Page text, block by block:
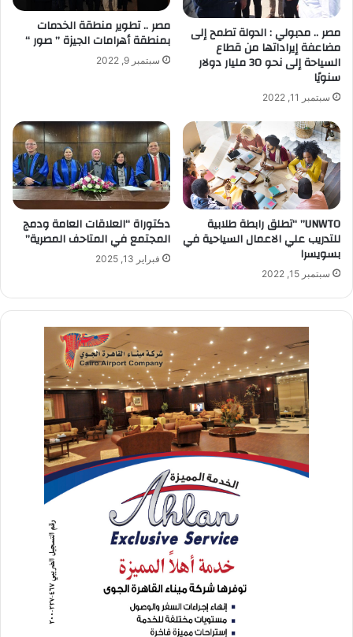
مصر .. مدبولي : الدولة تطمح إلى
مضاعفة إيراداتها من قطاع
السياحة إلى نحو 30 مليار دولار
سنويًا
سبتمبر 11, 2022
مصر .. تطوير منطقة الخدمات
بمنطقة أهرامات الجيزة ” صور “
سبتمبر 9, 2022
UNWTO” “تطلق رابطة طلابية
للتدريب علي الاعمال السياحية في
بسويسرا
سبتمبر 15, 2022
دكتوراة “العلاقات العامة ودمج
المجتمع في المتاحف المصرية”
فبراير 13, 2025